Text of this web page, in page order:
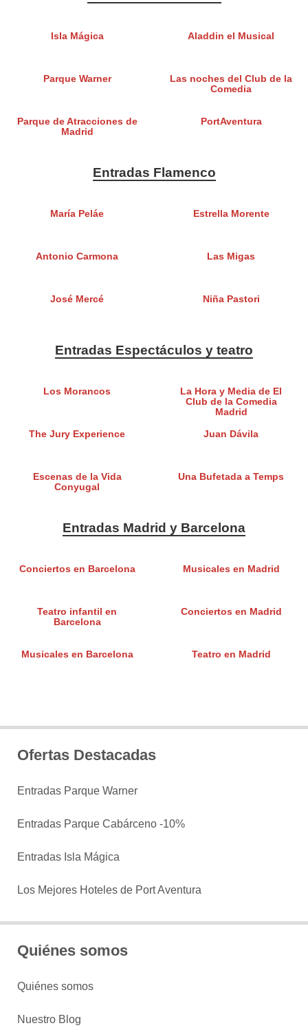
Isla Mágica Aladdin el Musical
Parque Warner
Las noches del Club de la
Comedia
Parque de Atracciones de
Madrid
PortAventura
Entradas Flamenco
María Peláe Estrella Morente
Antonio Carmona Las Migas
José Mercé Niña Pastori
Entradas Espectáculos y teatro
Los Morancos
La Hora y Media de El
Club de la Comedia
Madrid
The Jury Experience Juan Dávila
Escenas de la Vida
Conyugal
Una Bufetada a Temps
Entradas Madrid y Barcelona
Conciertos en Barcelona Musicales en Madrid
Teatro infantil en
Barcelona
Conciertos en Madrid
Musicales en Barcelona Teatro en Madrid
Ofertas Destacadas
Entradas Parque Warner
Entradas Parque Cabárceno -10%
Entradas Isla Mágica
Los Mejores Hoteles de Port Aventura
Quiénes somos
Quiénes somos
Nuestro Blog